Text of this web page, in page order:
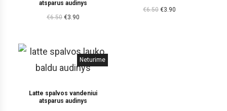
atsparus audinys
€6.50 €3.90
€6.50 €3.90
Neturime
Latte spalvos vandeniui
atsparus audinys